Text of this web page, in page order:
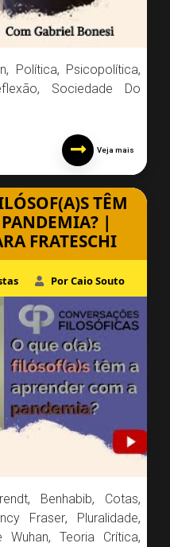
, Política, Psicopolítica,
, Sociedade Do
Veja mais
TÊM
|
FRATESCHI
Por Caio Souto
, Benhabib, Cotas,
Fraser, Pluralidade,
Wuhan,Teoria Crítica,